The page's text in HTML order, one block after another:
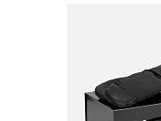
В избранное